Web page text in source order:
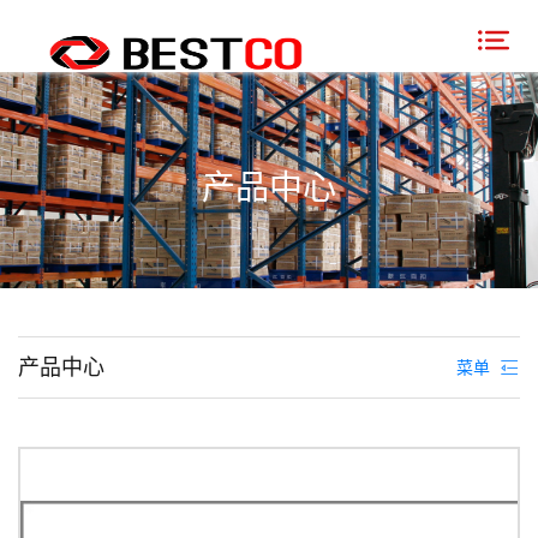
产品中心
菜单
产品中心